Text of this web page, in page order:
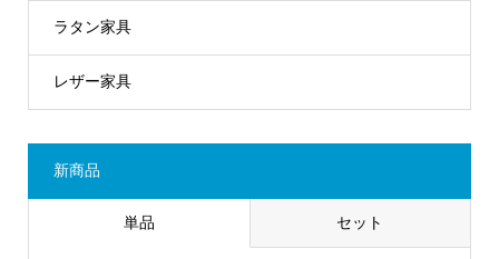
ラタン家具
レザー家具
新商品
単品 セット